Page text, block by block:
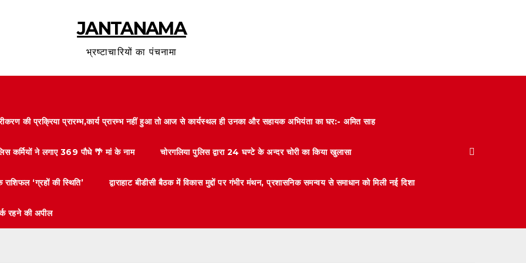
JANTANAMA
भ्रष्टाचारियों का पंचनामा
की प्रक्रिया प्रारम्भ,कार्य प्रारम्भ नहीं हुआ तो आज से कार्यस्थल ही उनका और सहायक अभियंता का घर:- अमित साह
कर्मियों ने लगाए 369 पौधे 🌴 मां के नाम चोरगलिया पुलिस द्वारा 24 घण्टे के अन्दर चोरी का किया खुलासा
‘ग्रहों की स्थिति’ द्वाराहाट बीडीसी बैठक में विकास मुद्दों पर गंभीर मंथन, प्रशासनिक समन्वय से समाधान को मिली नई दिशा
रहने की अपील